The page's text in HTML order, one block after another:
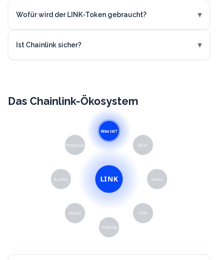
Wofür wird der LINK-Token gebraucht? ▾
Ist Chainlink sicher? ▾
Das Chainlink-Ökosystem
LINK
Was ist?
Wie?
Token
CCIP
Staking
Markt
Kaufen
Prognose